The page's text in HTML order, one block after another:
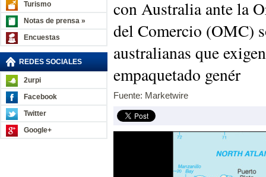
Turismo
Notas de prensa »
Encuestas
REDES SOCIALES
2urpi
Facebook
Twitter
Google+
con Australia ante la
del Comercio (OMC)
australianas que
empaquetado genér
Fuente: Marketwire